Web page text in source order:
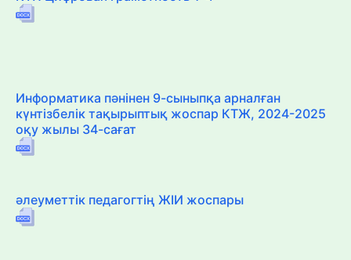
Информатика пәнінен 9-сыныпқа арналған
күнтізбелік тақырыптық жоспар КТЖ, 2024-2025
оқу жылы 34-сағат
әлеуметтік педагогтің ЖІИ жоспары